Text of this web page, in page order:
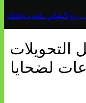
ربع النهائي عقب تعادله
التحويلات
لضحايا